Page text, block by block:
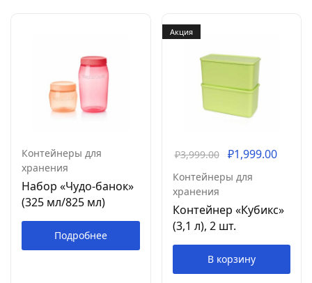
Контейнеры для
хранения
Набор «Чудо-банок»
(325 мл/825 мл)
Подробнее
Акция
₽3,999.00 ₽1,999.00
Контейнеры для
хранения
Контейнер «Кубикс»
(3,1 л), 2 шт.
В корзину